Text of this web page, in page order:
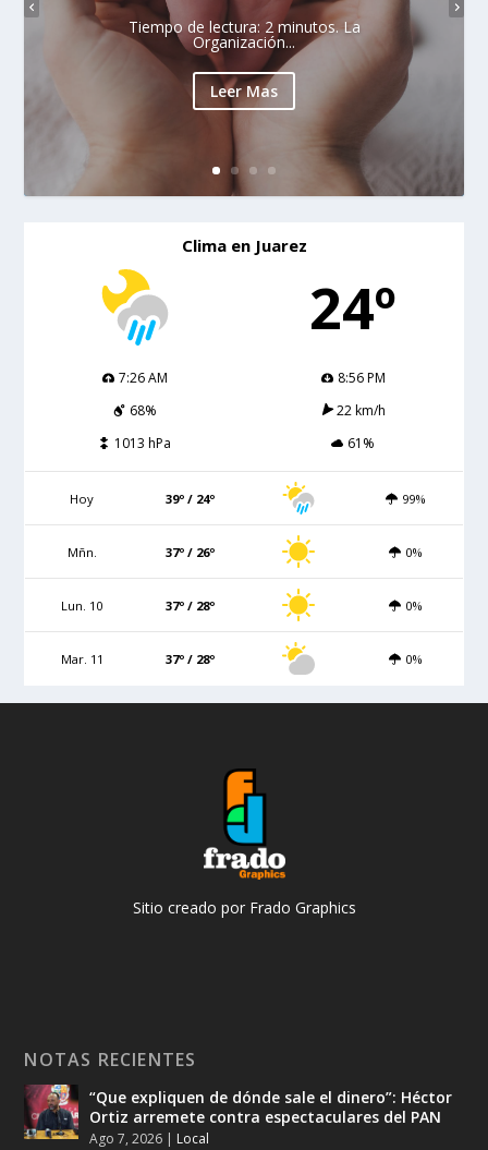
Tiempo de lectura: 2 minutos. La
Organización...
Leer Mas
Clima en Juarez
24º
7:26 AM
8:56 PM
68%
22 km/h
1013 hPa
61%
Hoy 39º / 24º 99%
Mñn. 37º / 26º 0%
Lun. 10 37º / 28º 0%
Mar. 11 37º / 28º 0%
Sitio creado por Frado Graphics
NOTAS RECIENTES
“Que expliquen de dónde sale el dinero”: Héctor
Ortiz arremete contra espectaculares del PAN
Ago 7, 2026 | Local